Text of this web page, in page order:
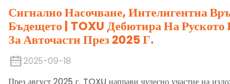
Сигнално Насочване, Интелигентна
Бъдещето | TOXU Дебютира На Руското
За Авточасти През 2025 Г.
2025-09-18